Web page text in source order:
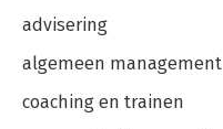
advisering
algemeen management
coaching en trainen